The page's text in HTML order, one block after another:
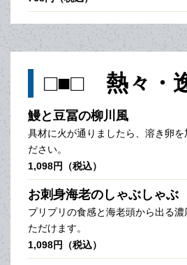
□■□ 熱々・
鰻と豆冨の柳川風
具材に火が通りましたら、溶き卵を
ださい。
1,098円（税込）
お刺身海老のしゃぶしゃぶ
プリプリの食感と海老頭から出る
ただけます。
1,098円（税込）